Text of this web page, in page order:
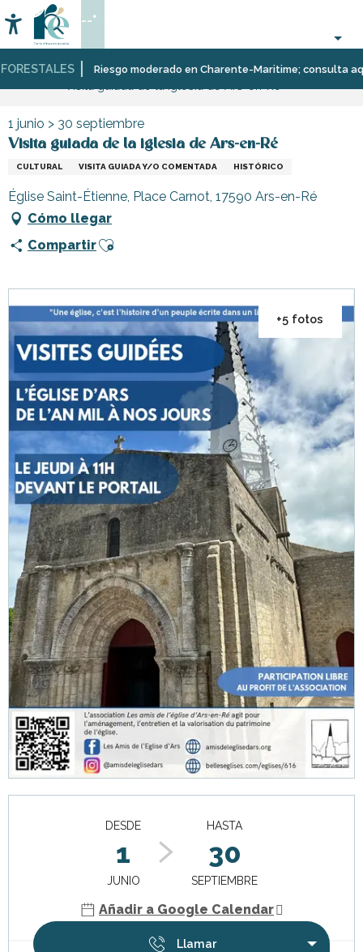
au
contenu
principal
Riesgo moderado en Charente-Maritime; consulta aquí
Accessibilité
Buscar
--°
Página Web
Organización
Ocio
Eventos
1 junio > 30 septiembre
Visita guiada de la iglesia de Ars-en-Ré
CULTURAL VISITA GUIADA Y/O COMENTADA HISTÓRICO
Église Saint-Étienne, Place Carnot, 17590 Ars-en-Ré
Cómo llegar
CompartirAjouter aux favoris
+5 fotos
DESDE
1
JUNIO
HASTA
30
SEPTIEMBRE
Añadir a Google Calendar
Llamar